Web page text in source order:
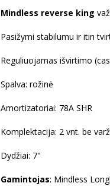
Mindless reverse king
Pasižymi stabilumu ir itin
Reguliuojamas išvirtimo
Spalva: rožinė
Amortizatoriai: 78A SHR
Komplektacija: 2 vnt. be
Dydžiai: 7"
Gamintojas: Mindless